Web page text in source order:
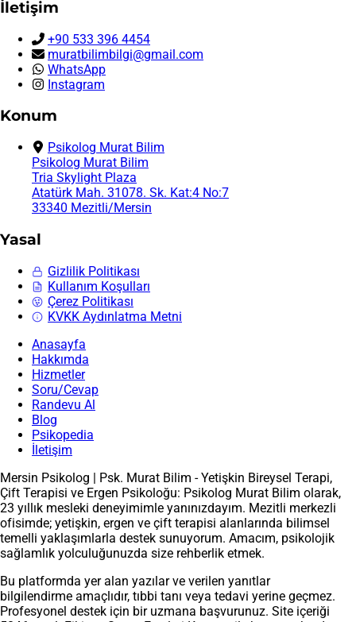
İletişim
+90 533 396 4454
muratbilimbilgi@gmail.com
WhatsApp
Instagram
Konum
Psikolog Murat Bilim
Psikolog Murat Bilim
Tria Skylight Plaza
Atatürk Mah. 31078. Sk. Kat:4 No:7
33340 Mezitli/Mersin
Yasal
Gizlilik Politikası
Kullanım Koşulları
Çerez Politikası
KVKK Aydınlatma Metni
Anasayfa
Hakkımda
Hizmetler
Soru/Cevap
Randevu Al
Blog
Psikopedia
İletişim
Mersin Psikolog | Psk. Murat Bilim - Yetişkin Bireysel Terapi,
Çift Terapisi ve Ergen Psikoloğu: Psikolog Murat Bilim olarak,
23 yıllık mesleki deneyimimle yanınızdayım. Mezitli merkezli
ofisimde; yetişkin, ergen ve çift terapisi alanlarında bilimsel
temelli yaklaşımlarla destek sunuyorum. Amacım, psikolojik
sağlamlık yolculuğunuzda size rehberlik etmek.
Bu platformda yer alan yazılar ve verilen yanıtlar
bilgilendirme amaçlıdır, tıbbi tanı veya tedavi yerine geçmez.
Profesyonel destek için bir uzmana başvurunuz. Site içeriği